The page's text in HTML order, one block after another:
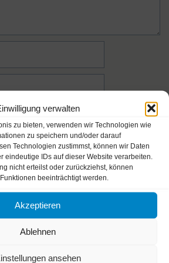
verwalten
zu bieten, verwenden wir Technologien wie
zu speichern und/oder darauf
Technologien zustimmst, können wir Daten
eindeutige IDs auf dieser Website verarbeiten.
nicht erteilst oder zurückziehst, können
beeinträchtigt werden.
Akzeptieren
Ablehnen
ansehen
und Website in diesem Browser
Kommentar speichern.
in Ziffern ein: